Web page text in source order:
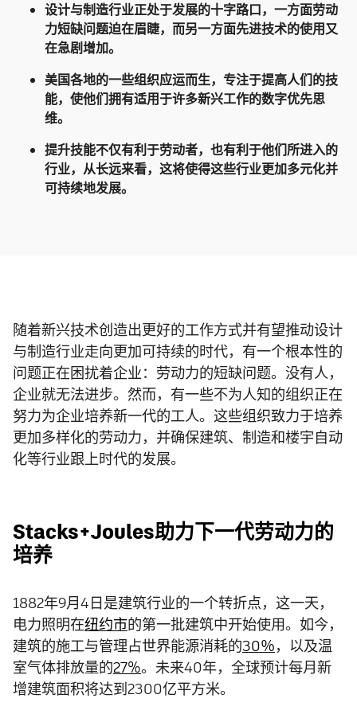
设计与制造行业正处于发展的十字路口，一方面劳动
力短缺问题迫在眉睫，而另一方面先进技术的使用又
在急剧增加。
美国各地的一些组织应运而生，专注于提高人们的技
能，使他们拥有适用于许多新兴工作的数字优先思
维。
提升技能不仅有利于劳动者，也有利于他们所进入的
行业，从长远来看，这将使得这些行业更加多元化并
可持续地发展。
随着新兴技术创造出更好的工作方式并有望推动设计
与制造行业走向更加可持续的时代，有一个根本性的
问题正在困扰着企业：劳动力的短缺问题。没有人，
企业就无法进步。然而，有一些不为人知的组织正在
努力为企业培养新一代的工人。这些组织致力于培养
更加多样化的劳动力，并确保建筑、制造和楼宇自动
化等行业跟上时代的发展。
Stacks+Joules助力下一代劳动力的
培养
1882年9月4日是建筑行业的一个转折点，这一天，
电力照明在纽约市的第一批建筑中开始使用。如今，
建筑的施工与管理占世界能源消耗的30％，以及温
室气体排放量的27%。未来40年，全球预计每月新
增建筑面积将达到2300亿平方米。